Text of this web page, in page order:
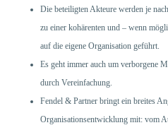
Die beteiligten Akteure werden je
zu einer kohärenten und – wenn
auf die eigene Organisation geführt.
Es geht immer auch um verborgene
durch Vereinfachung.
Fendel & Partner bringt ein breites
Organisationsentwicklung mit: vom